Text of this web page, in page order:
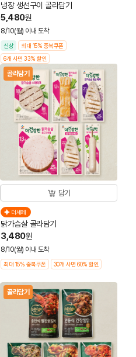
냉장 생선구이 골라담기
5,480원
8/10(월) 이내 도착
신상
최대 15% 중복쿠폰
6개 사면 33% 할인
골라담기
담기
더세페
닭가슴살 골라담기
3,480원
8/10(월) 이내 도착
최대 15% 중복쿠폰 30개 사면 60% 할인
골라담기